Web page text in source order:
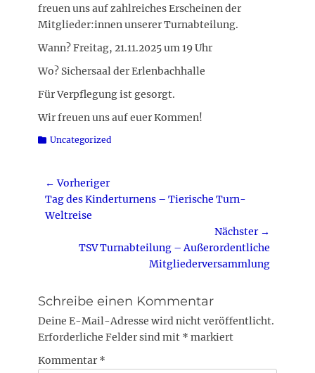
freuen uns auf zahlreiches Erscheinen der
Mitglieder:innen unserer Turnabteilung.
Wann? Freitag, 21.11.2025 um 19 Uhr
Wo? Sichersaal der Erlenbachhalle
Für Verpflegung ist gesorgt.
Wir freuen uns auf euer Kommen!
Kategorien
Uncategorized
Beitragsnavigation
← Vorheriger
Vorheriger
Beitrag:
Tag des Kinderturnens – Tierische Turn-
Weltreise
Nächster →
NächsterTSV Turnabteilung – Außerordentliche
Mitgliederversammlung
Schreibe einen Kommentar
Deine E-Mail-Adresse wird nicht veröffentlicht.
Erforderliche Felder sind mit * markiert
Kommentar *